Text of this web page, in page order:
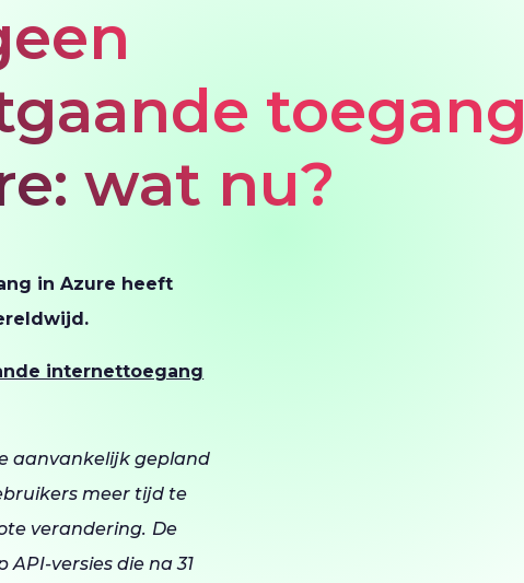
wat nu?
in Azure heeft
internettoegang
aanvankelijk gepland
meer tijd te
verandering. De
versies die na 31